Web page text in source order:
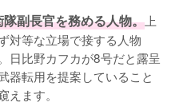
副長官を務める人物。 上
対等な立場で接する人物
日比野カフカが8号だと露呈
器転用を提案していること
ます。